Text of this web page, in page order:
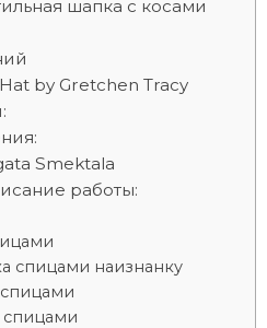
шапка с косами
by Gretchen Tracy
Smektala
работы:
спицами наизнанку
спицами